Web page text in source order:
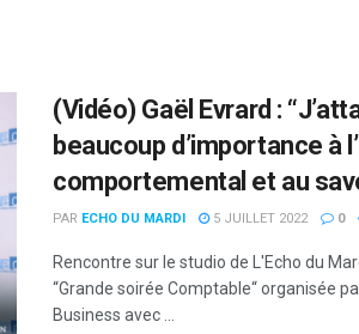
(Vidéo) Gaël Evrard :
beaucoup d’importance à
comportemental et au
PAR ECHO DU MARDI 5 JUILLET 2022 0
Rencontre sur le studio de L'Echo du
“Grande soirée Comptable“ organisée
Business avec ...